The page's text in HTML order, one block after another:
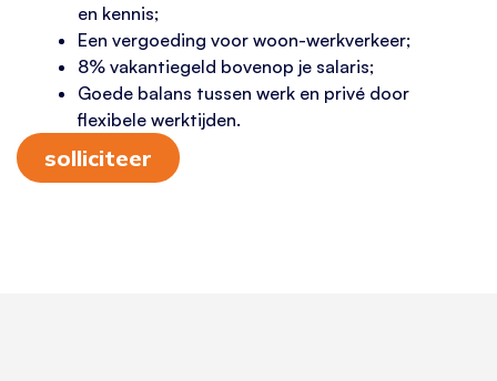
en kennis;
Een vergoeding voor woon-werkverkeer;
8% vakantiegeld bovenop je salaris;
Goede balans tussen werk en privé door
flexibele werktijden.
solliciteer